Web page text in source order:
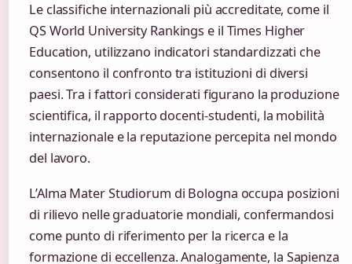
Le classifiche internazionali più accreditate, come il
QS World University Rankings e il Times Higher
Education, utilizzano indicatori standardizzati che
consentono il confronto tra istituzioni di diversi
paesi. Tra i fattori considerati figurano la produzione
scientifica, il rapporto docenti-studenti, la mobilità
internazionale e la reputazione percepita nel mondo
del lavoro.
L’Alma Mater Studiorum di Bologna occupa posizioni
di rilievo nelle graduatorie mondiali, confermandosi
come punto di riferimento per la ricerca e la
formazione di eccellenza. Analogamente, la Sapienza